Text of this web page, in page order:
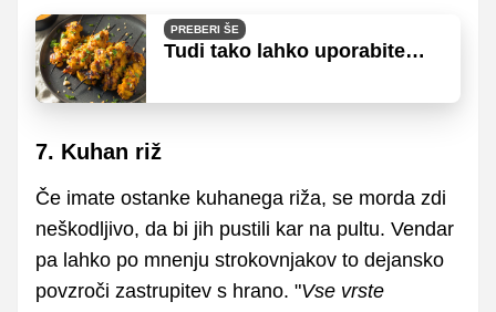
PREBERI ŠE
Tudi tako lahko uporabite
7. Kuhan riž
Če imate ostanke kuhanega riža, se morda zdi
neškodljivo, da bi jih pustili kar na pultu. Vendar
pa lahko po mnenju strokovnjakov to dejansko
povzroči zastrupitev s hrano. "Vse vrste